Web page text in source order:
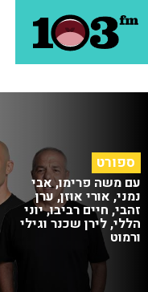
ספורט
עם משה פרימו, אבי
נמני, אורי אוזן, ערן
זהבי, חיים רביבו, יוני
הללי, לירן שכנר וגילי
ורמוט